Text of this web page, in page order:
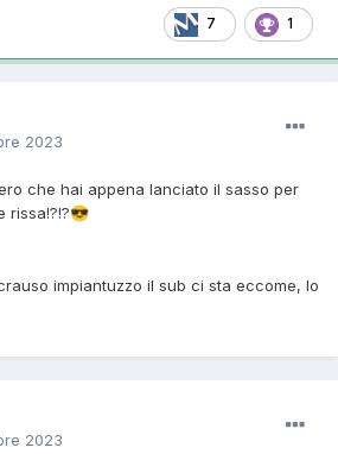
7 1
2023
che hai appena lanciato il sasso per
rissa!?!?😎
impiantuzzo il sub ci sta eccome, lo
2023